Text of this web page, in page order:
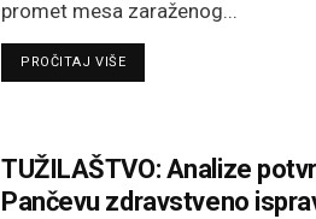
promet mesa zaraženog...
PROČITAJ VIŠEDETAILS
TUŽILAŠTVO: Analize
Pančevu zdravstveno